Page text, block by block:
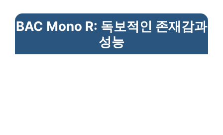
BAC Mono R: 독보적인 존재감과
성능